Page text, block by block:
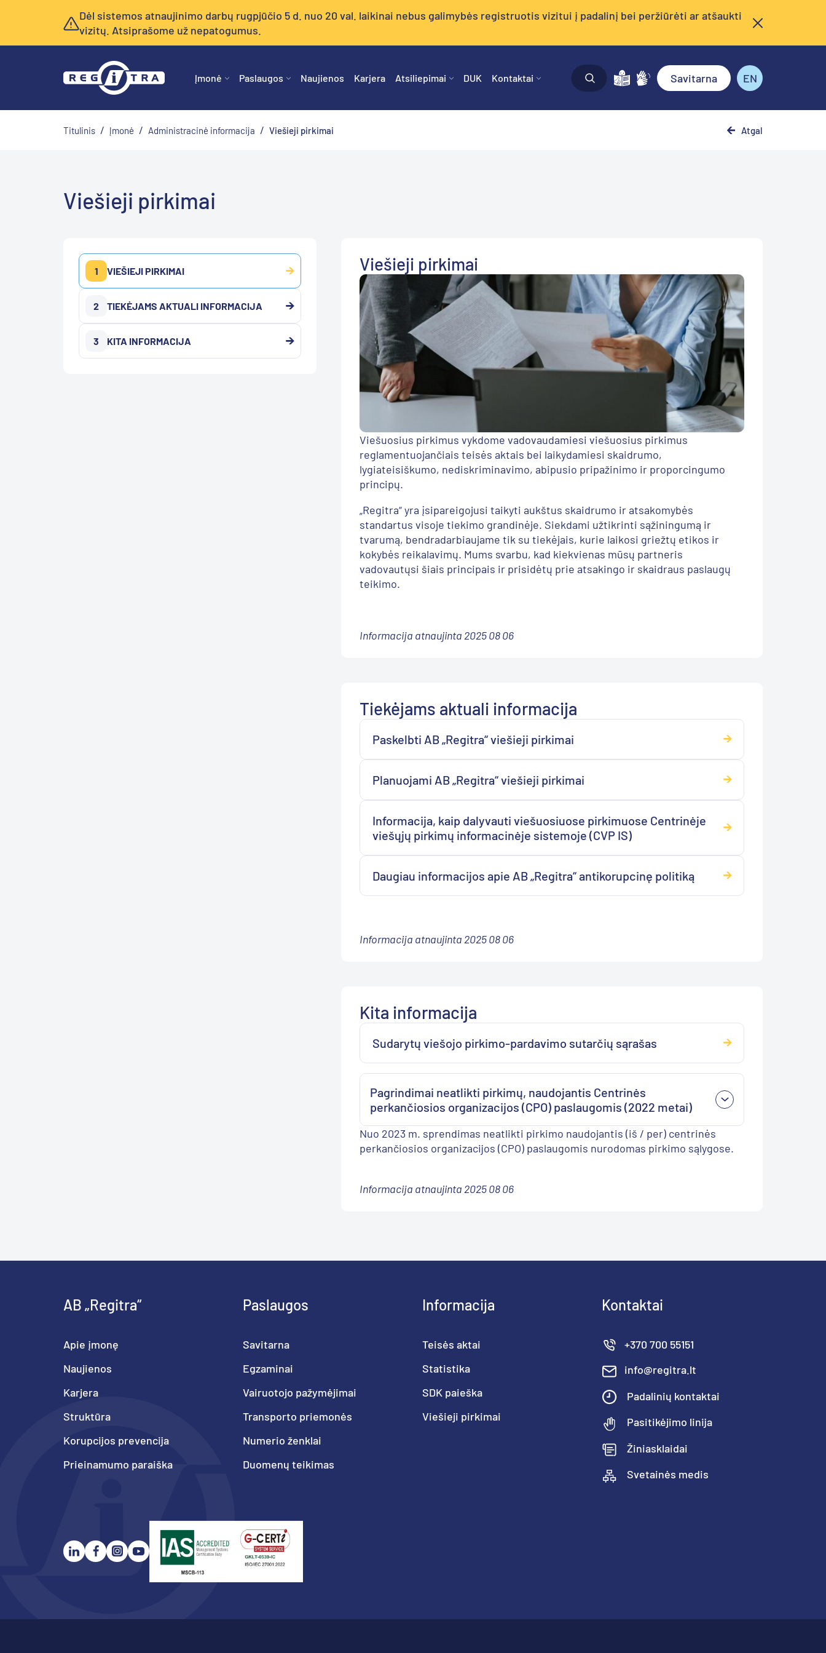
Dėl sistemos atnaujinimo darbų rugpjūčio 5 d. nuo 20 val. laikinai nebus galimybės registruotis vizitui į padalinį bei peržiūrėti ar atšaukti
vizitų. Atsiprašome už nepatogumus.
Įmonė Paslaugos Naujienos Karjera Atsiliepimai DUK Kontaktai Savitarna EN
Titulinis / Įmonė / Administracinė informacija / Viešieji pirkimai Atgal
Viešieji pirkimai
1 VIEŠIEJI PIRKIMAI
2 TIEKĖJAMS AKTUALI INFORMACIJA
3 KITA INFORMACIJA
Viešieji pirkimai
Viešuosius pirkimus vykdome vadovaudamiesi viešuosius pirkimus
reglamentuojančiais teisės aktais bei laikydamiesi skaidrumo,
lygiateisiškumo, nediskriminavimo, abipusio pripažinimo ir proporcingumo
principų.
„Regitra“ yra įsipareigojusi taikyti aukštus skaidrumo ir atsakomybės
standartus visoje tiekimo grandinėje. Siekdami užtikrinti sąžiningumą ir
tvarumą, bendradarbiaujame tik su tiekėjais, kurie laikosi griežtų etikos ir
kokybės reikalavimų. Mums svarbu, kad kiekvienas mūsų partneris
vadovautųsi šiais principais ir prisidėtų prie atsakingo ir skaidraus paslaugų
teikimo.
Informacija atnaujinta 2025 08 06
Tiekėjams aktuali informacija
Paskelbti AB „Regitra“ viešieji pirkimai
Planuojami AB „Regitra“ viešieji pirkimai
Informacija, kaip dalyvauti viešuosiuose pirkimuose Centrinėje
viešųjų pirkimų informacinėje sistemoje (CVP IS)
Daugiau informacijos apie AB „Regitra“ antikorupcinę politiką
Informacija atnaujinta 2025 08 06
Kita informacija
Sudarytų viešojo pirkimo-pardavimo sutarčių sąrašas
Pagrindimai neatlikti pirkimų, naudojantis Centrinės
perkančiosios organizacijos (CPO) paslaugomis (2022 metai)
Nuo 2023 m. sprendimas neatlikti pirkimo naudojantis (iš / per) centrinės
perkančiosios organizacijos (CPO) paslaugomis nurodomas pirkimo sąlygose.
Informacija atnaujinta 2025 08 06
AB „Regitra“
Apie įmonę
Naujienos
Karjera
Struktūra
Korupcijos prevencija
Prieinamumo paraiška
Paslaugos
Savitarna
Egzaminai
Vairuotojo pažymėjimai
Transporto priemonės
Numerio ženklai
Duomenų teikimas
Informacija
Teisės aktai
Statistika
SDK paieška
Viešieji pirkimai
Kontaktai
+370 700 55151
info@regitra.lt
Padalinių kontaktai
Pasitikėjimo linija
Žiniasklaidai
Svetainės medis